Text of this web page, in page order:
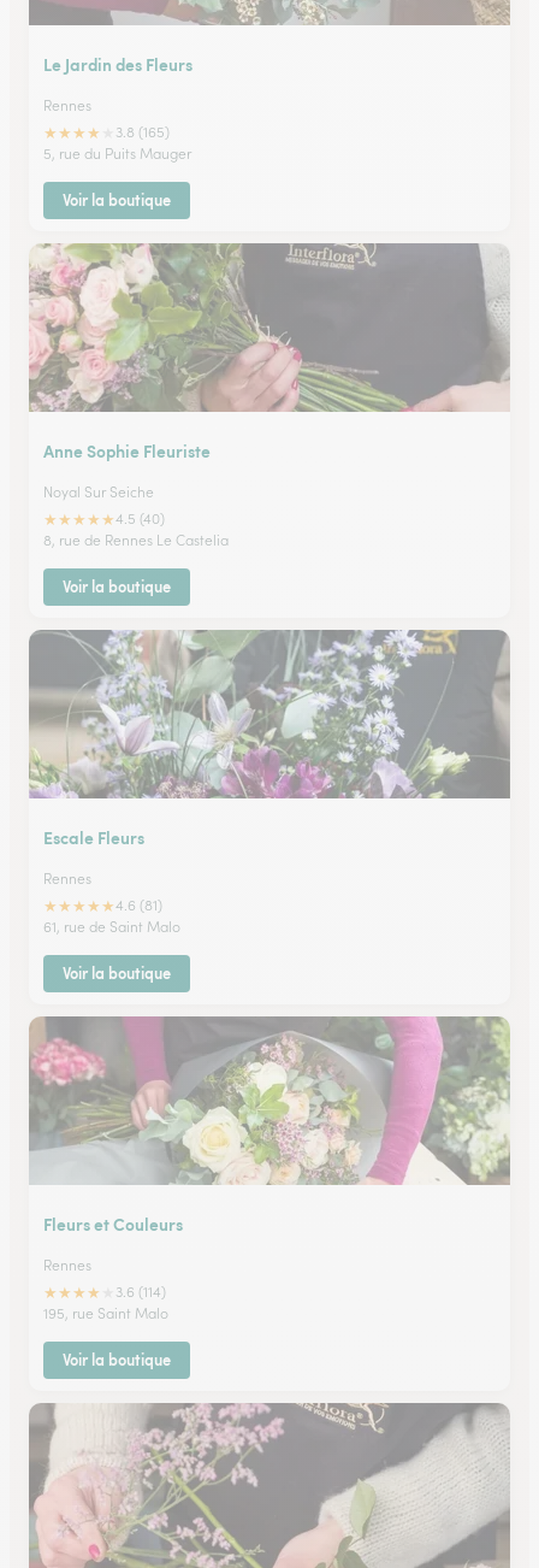
Le Jardin des Fleurs
Rennes
★★★★
3.8 (165)
5, rue du Puits Mauger
Voir la boutique
Anne Sophie Fleuriste
Noyal Sur Seiche
★★★★★4.5 (40)
8, rue de Rennes Le Castelia
Voir la boutique
Escale Fleurs
Rennes
★★★★★4.6 (81)
61, rue de Saint Malo
Voir la boutique
Fleurs et Couleurs
Rennes
★★★★
3.6 (114)
195, rue Saint Malo
Voir la boutique